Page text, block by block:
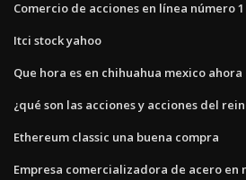
Comercio de acciones en línea número 1
Itci stock yahoo
Que hora es en chihuahua mexico ahora
¿qué son las acciones y acciones del
Ethereum classic una buena compra
Empresa comercializadora de acero en